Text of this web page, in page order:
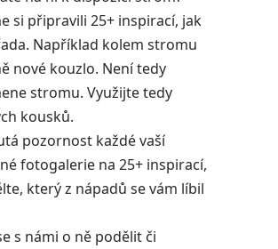
si připravili 25+ inspirací, jak
Například kolem stromu
nové kouzlo. Není tedy
stromu. Využijte tedy
kousků.
pozornost každé vaší
fotogalerie na 25+ inspirací,
který z nápadů se vám líbil
s námi o ně podělit či